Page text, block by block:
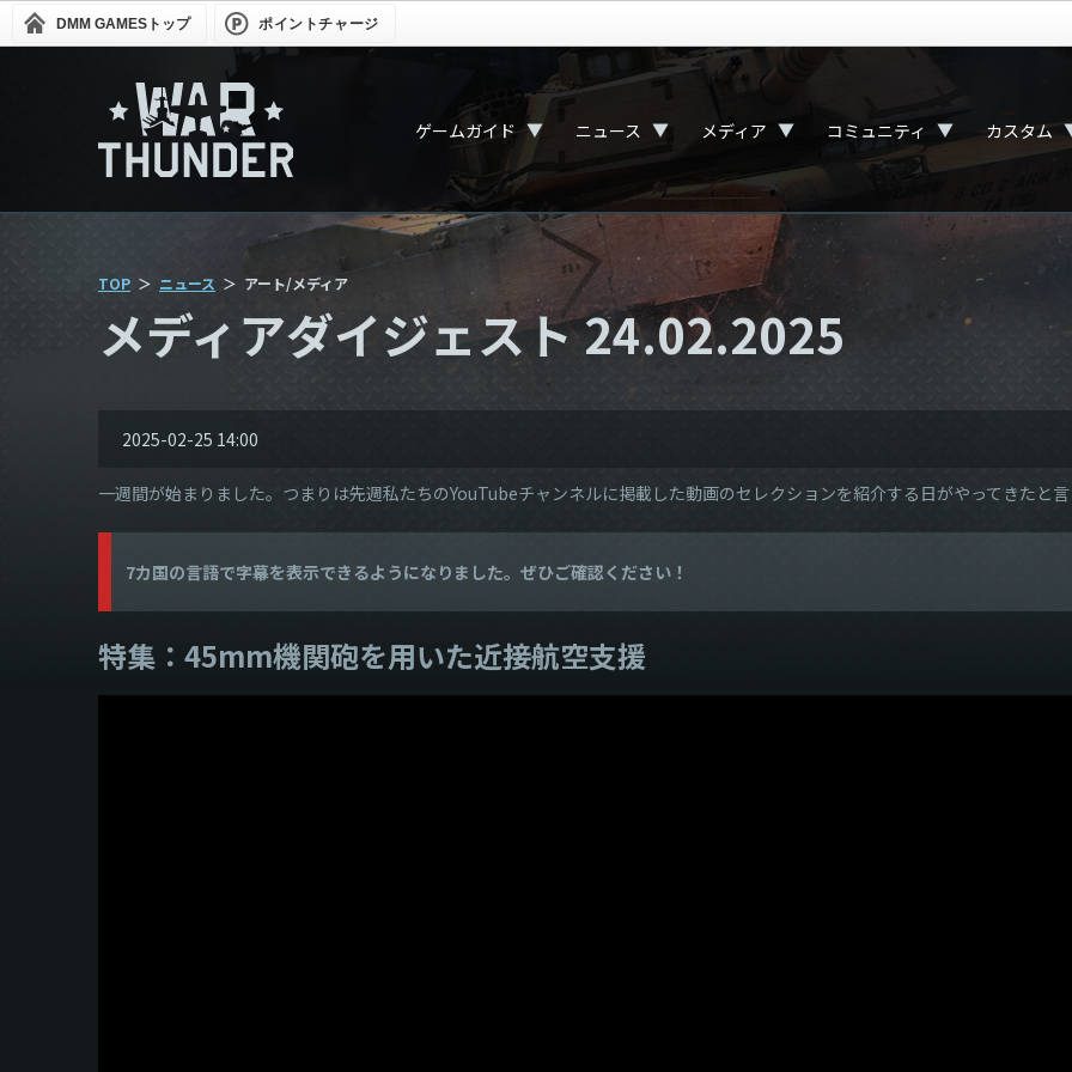
DMM GAMES トップ ポイントチャージ
ゲームガイド ▼ ニュース ▼ メディア ▼ コミュニティ ▼ カスタム
TOP ニュース アート/メディア
メディアダイジェスト 24.02.2025
2025-02-25 14:00
一週間が始まりました。つまりは先週私たちのYouTubeチャンネルに掲載した動画のセレクションを紹介する日がやってきたと
7カ国の言語で字幕を表示できるようになりました。ぜひご確認ください！
特集：45mm機関砲を用いた近接航空支援